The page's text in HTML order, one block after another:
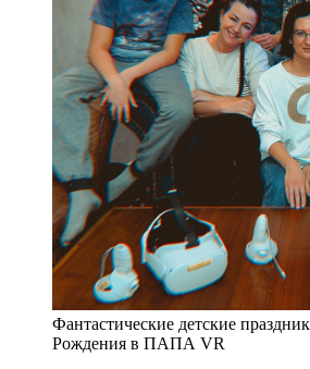
Фантастические детские
Рождения в ПАПА VR